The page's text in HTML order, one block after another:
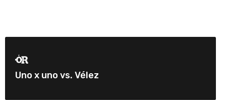
Uno x uno vs. Vélez